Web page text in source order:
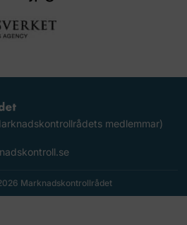
medlemmar)
Marknadskontrollrådet